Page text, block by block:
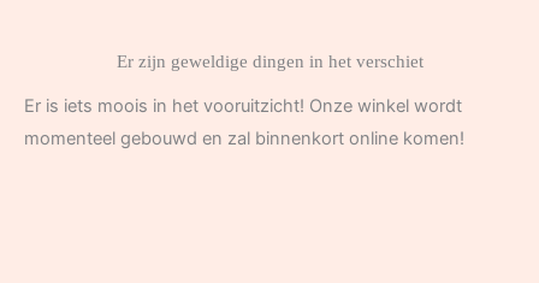
Er zijn geweldige dingen in het verschiet
Er is iets moois in het vooruitzicht! Onze winkel wordt
momenteel gebouwd en zal binnenkort online komen!